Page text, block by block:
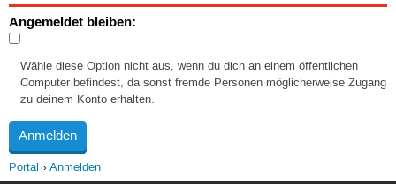
Angemeldet bleiben:
Wähle diese Option nicht aus, wenn du dich an einem öffentlichen
Computer befindest, da sonst fremde Personen möglicherweise Zugang
zu deinem Konto erhalten.
Portal Anmelden